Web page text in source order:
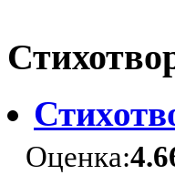
Оценка: